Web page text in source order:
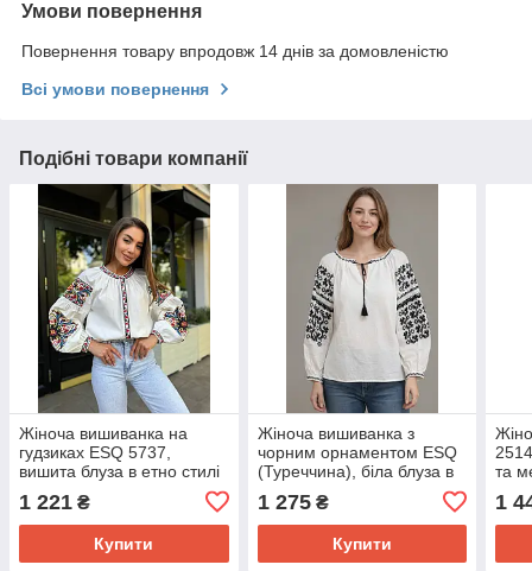
Умови повернення
Повернення товару впродовж 14 днів за домовленістю
Всі умови повернення
Подібні товари компанії
Жіноча вишиванка на
гудзиках ESQ 5737,
вишита блуза в етно стилі
1 221 ₴
Купити
Жіноча вишиванка з
чорним орнаментом ESQ
(Туреччина), біла блуза в
1 275₴
Купити
та
1